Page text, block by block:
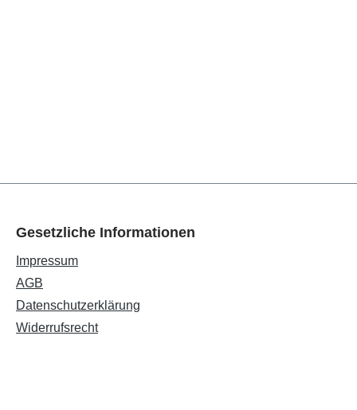
Gesetzliche Informationen
Impressum
AGB
Datenschutzerklärung
Widerrufsrecht